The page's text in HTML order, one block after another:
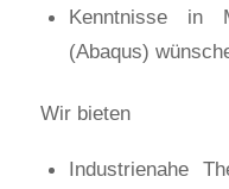
Kenntnisse in
(Abaqus)
Wir bieten
Industrienahe